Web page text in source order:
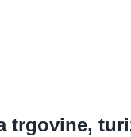
trgovine,